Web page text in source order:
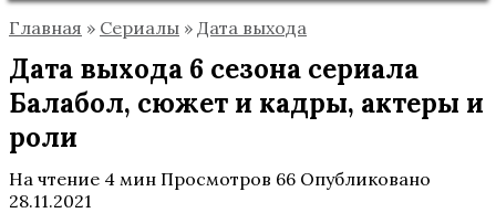
Главная » Сериалы » Дата выхода
Дата выхода 6 сезона сериала
Балабол, сюжет и кадры, актеры и
роли
На чтение 4 мин Просмотров 66 Опубликовано
28.11.2021